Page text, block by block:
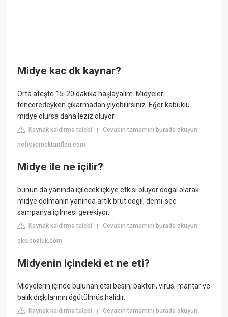
Midye kac dk kaynar?
Orta ateşte 15-20 dakika haşlayalım. Midyeler
tenceredeyken çıkarmadan yiyebilirsiniz. Eğer kabuklu
midye olursa daha leziz oluyor.
Kaynak kaldırma talebi |Cevabın tamamını burada okuyun:
nefisyemektarifleri.com
Midye ile ne içilir?
bunun da yanında içilecek içkiye etkisi oluyor dogal olarak.
midye dolmanın yanında artık brut degil, demi-sec
sampanya içilmesi gerekiyor.
Kaynak kaldırma talebi |Cevabın tamamını burada okuyun:
eksisozluk.com
Midyenin içindeki et ne eti?
Midyelerin içinde bulunan etsi besin, bakteri, virüs, mantar ve
balık dışkılarının öğütülmüş halidir.
Kaynak kaldırma talebi |Cevabın tamamını burada okuyun: